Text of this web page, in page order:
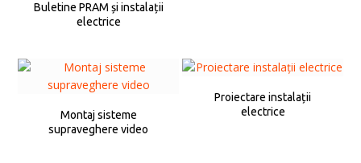
Buletine PRAM și instalații
electrice
Montaj sisteme
supraveghere video
Proiectare instalații
electrice